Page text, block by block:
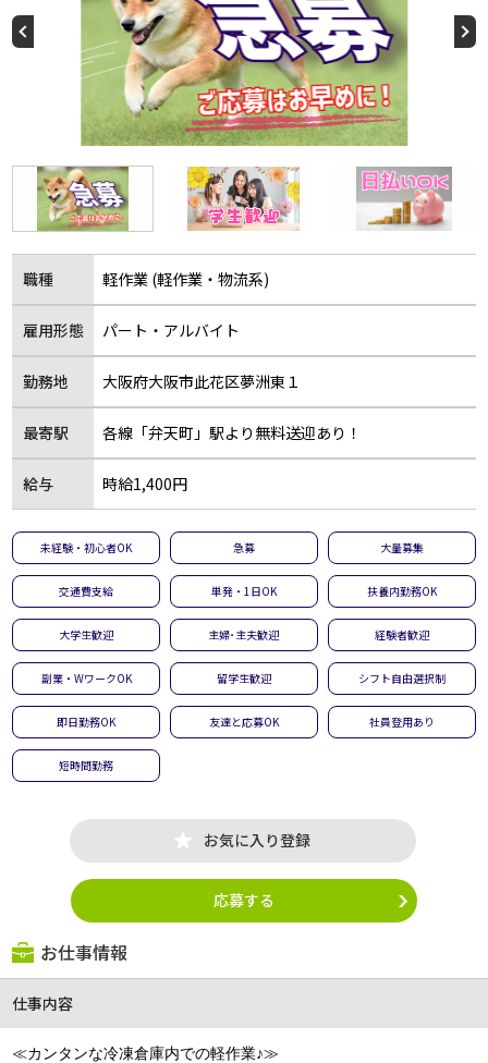
職種 軽作業 (軽作業・物流系)
雇用形態 パート・アルバイト
勤務地 大阪府大阪市此花区夢洲東１
最寄駅 各線「弁天町」駅より無料送迎あり！
給与 時給1,400円
未経験・初心者OK 急募 大量募集
交通費支給 単発・1日OK 扶養内勤務OK
大学生歓迎 主婦･主夫歓迎 経験者歓迎
副業・WワークOK 留学生歓迎 シフト自由選択制
即日勤務OK 友達と応募OK 社員登用あり
短時間勤務
お気に入り登録
応募する
お仕事情報
仕事内容
≪カンタンな冷凍倉庫内での軽作業♪≫